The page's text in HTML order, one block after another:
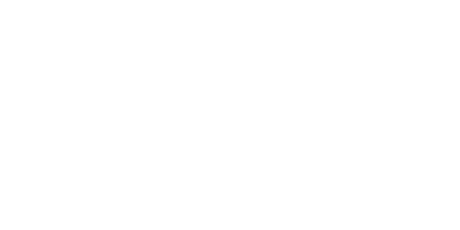
della valutazione e monitorare le prestazioni degli agenti utilizzando rapporti e